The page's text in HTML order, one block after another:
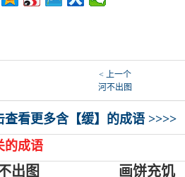
< 上一个
河不出图
查看更多含【缓】的成语 >>>>
的成语
出图 画饼充饥